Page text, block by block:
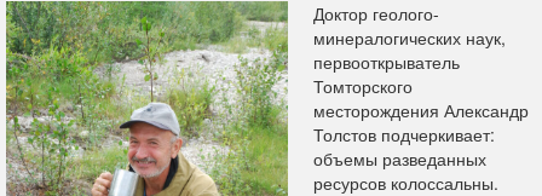
Доктор геолого-
минералогических наук,
первооткрыватель
Томторского
месторождения Александр
Толстов подчеркивает:
объемы разведанных
ресурсов колоссальны.